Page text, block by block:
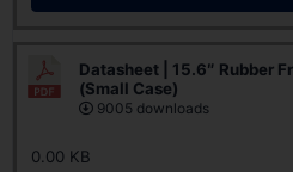
Datasheet | 15.6″ Rubber
(Small Case)
9005 downloads
0.00 KB